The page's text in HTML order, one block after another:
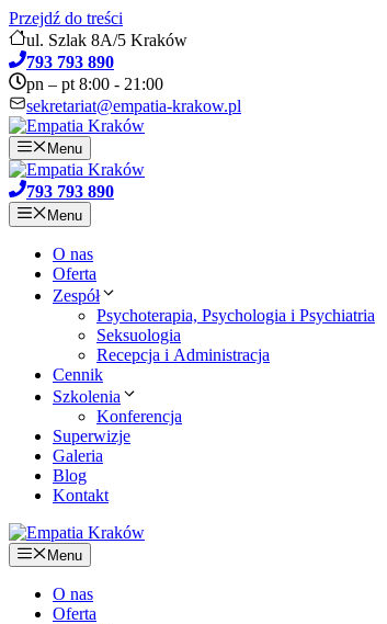
Przejdź do treści
ul. Szlak 8A/5 Kraków
793 793 890
pn – pt 8:00 - 21:00
sekretariat@empatia-krakow.pl
Menu
793 793 890
Menu
O nas
Oferta
Zespół
Psychoterapia, Psychologia i Psychiatria
Seksuologia
Recepcja i Administracja
Cennik
Szkolenia
Konferencja
Superwizje
Galeria
Blog
Kontakt
Menu
O nas
Oferta